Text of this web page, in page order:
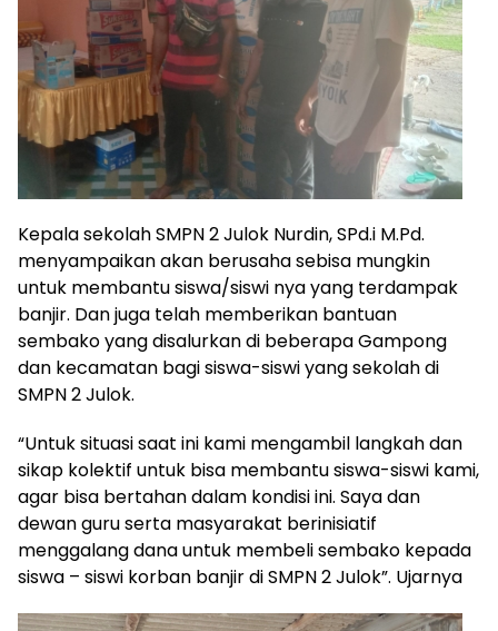
Kepala sekolah SMPN 2 Julok Nurdin, SPd.i M.Pd.
menyampaikan akan berusaha sebisa mungkin
untuk membantu siswa/siswi nya yang terdampak
banjir. Dan juga telah memberikan bantuan
sembako yang disalurkan di beberapa Gampong
dan kecamatan bagi siswa-siswi yang sekolah di
SMPN 2 Julok.
“Untuk situasi saat ini kami mengambil langkah dan
sikap kolektif untuk bisa membantu siswa-siswi kami,
agar bisa bertahan dalam kondisi ini. Saya dan
dewan guru serta masyarakat berinisiatif
menggalang dana untuk membeli sembako kepada
siswa – siswi korban banjir di SMPN 2 Julok”. Ujarnya